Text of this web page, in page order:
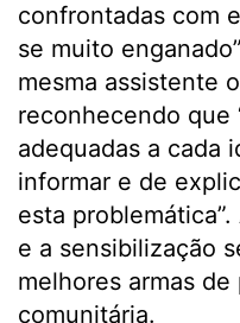
confrontadas com
se muito
mesma assistente
reconhecendo que
adequadas a cada
informar e de
esta
e a sensibilização
melhores armas
comunitária.